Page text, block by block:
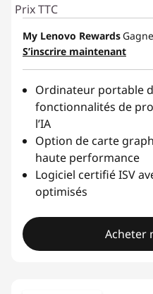
Prix TTC
My Lenovo Rewards
S’inscrire maintenant
Ordinateur portable
fonctionnalités de
l’IA
Option de carte
haute performance
Logiciel certifié ISV
optimisés
Acheter